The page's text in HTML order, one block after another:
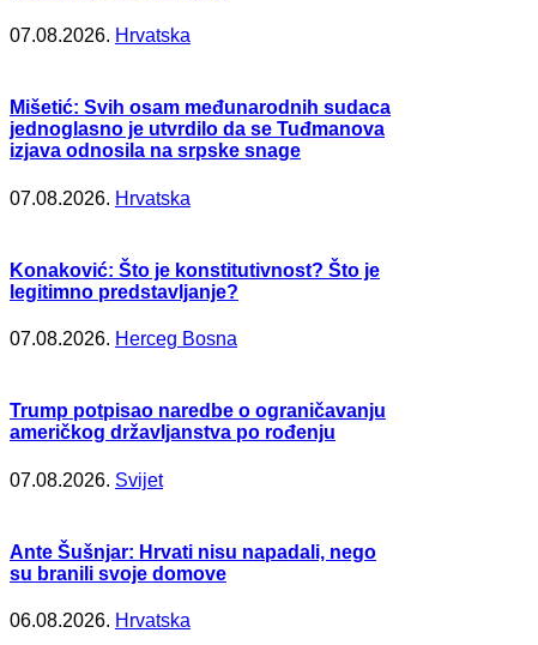
07.08.2026. Hrvatska
Mišetić: Svih osam međunarodnih sudaca
jednoglasno je utvrdilo da se Tuđmanova
izjava odnosila na srpske snage
07.08.2026. Hrvatska
Konaković: Što je konstitutivnost? Što je
legitimno predstavljanje?
07.08.2026. Herceg Bosna
Trump potpisao naredbe o ograničavanju
američkog državljanstva po rođenju
07.08.2026. Svijet
Ante Šušnjar: Hrvati nisu napadali, nego
su branili svoje domove
06.08.2026. Hrvatska